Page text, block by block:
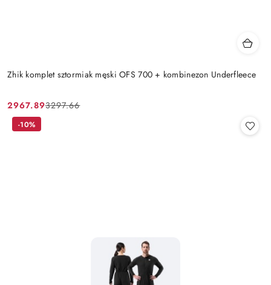
Zhik komplet sztormiak męski OFS 700 + kombinezon Underfleece
Cena
promocyjna:
2967.89
Cena
przed
3297.66
-10%